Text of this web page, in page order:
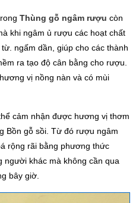
Thùng gỗ ngâm rượu còn
khi ngâm ủ rượu các hoạt chất
ngấm dần, giúp cho các thành
ra tạo độ cân bằng cho rượu.
vị nồng nàn và có mùi
cảm nhận được hương vị thơm
Bồn gỗ sồi. Từ đó rượu ngâm
rộng rãi bằng phương thức
khác mà không cần qua
bây giờ.